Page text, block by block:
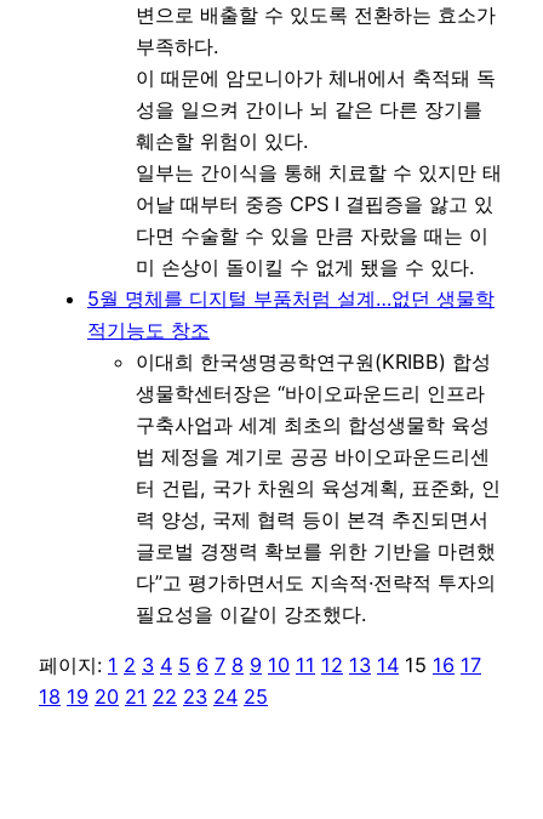
변으로 배출할 수 있도록 전환하는 효소가
부족하다.
이 때문에 암모니아가 체내에서 축적돼 독
성을 일으켜 간이나 뇌 같은 다른 장기를
훼손할 위험이 있다.
일부는 간이식을 통해 치료할 수 있지만 태
어날 때부터 중증 CPS I 결핍증을 앓고 있
다면 수술할 수 있을 만큼 자랐을 때는 이
미 손상이 돌이킬 수 없게 됐을 수 있다.
5월 명체를 디지털 부품처럼 설계…없던 생물학
적기능도 창조
이대희 한국생명공학연구원(KRIBB) 합성
생물학센터장은 “바이오파운드리 인프라
구축사업과 세계 최초의 합성생물학 육성
법 제정을 계기로 공공 바이오파운드리센
터 건립, 국가 차원의 육성계획, 표준화, 인
력 양성, 국제 협력 등이 본격 추진되면서
글로벌 경쟁력 확보를 위한 기반을 마련했
다”고 평가하면서도 지속적·전략적 투자의
필요성을 이같이 강조했다.
페이지: 1 2 3 4 5 6 7 8 9 10 11 12 13 14 15 16 17
18 19 20 21 22 23 24 25